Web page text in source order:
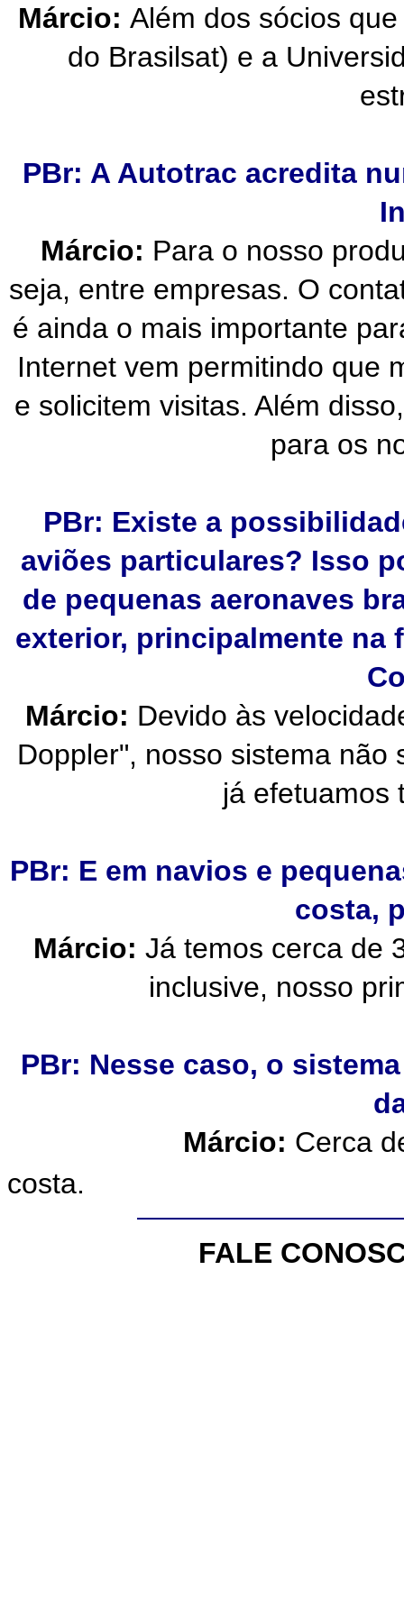
Márcio: Além dos sócios
do Brasilsat) e a
PBr: A Autotrac acredita
Márcio: Para o nosso
seja, entre empresas. O
é ainda o mais importante
Internet vem permitindo que
e solicitem visitas. Além
para os
PBr: Existe a
aviões particulares? Isso
de pequenas aeronaves
exterior, principalmente na
Márcio: Devido às
Doppler", nosso sistema não
já efetuamos
PBr: E em navios e
costa,
Márcio: Já temos cerca de
inclusive, nosso
PBr: Nesse caso, o
Márcio: Cerca
costa.
FALE